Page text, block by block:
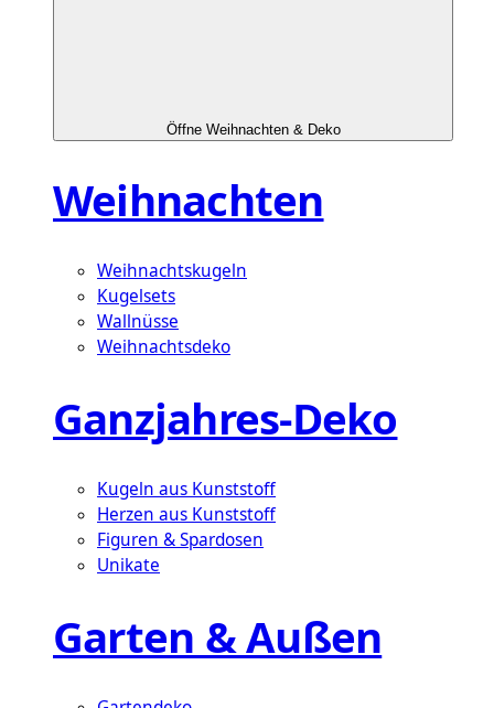
Öffne Weihnachten & Deko
Weihnachten
Weihnachtskugeln
Kugelsets
Wallnüsse
Weihnachtsdeko
Ganzjahres-Deko
Kugeln aus Kunststoff
Herzen aus Kunststoff
Figuren & Spardosen
Unikate
Garten & Außen